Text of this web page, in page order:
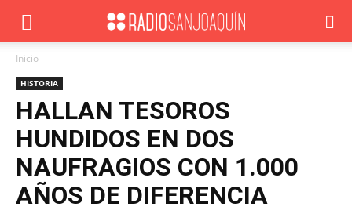
Inicio
HISTORIA
HALLAN TESOROS
HUNDIDOS EN DOS
NAUFRAGIOS CON 1.000
AÑOS DE DIFERENCIA